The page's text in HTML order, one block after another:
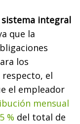
integral
que la
los
el
el empleador
mensual
% del total de